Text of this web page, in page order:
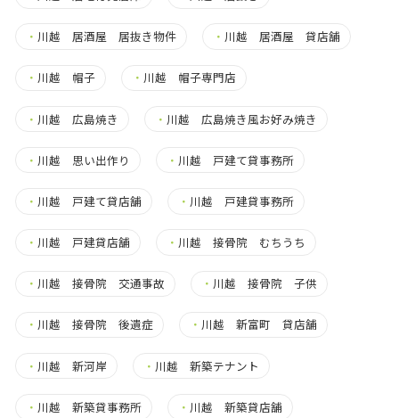
・ 川越 居酒屋 居抜き物件 ・ 川越 居酒屋 貸店舗
・ 川越 帽子 ・ 川越 帽子専門店
・ 川越 広島焼き ・ 川越 広島焼き風お好み焼き
・ 川越 思い出作り ・ 川越 戸建て貸事務所
・ 川越 戸建て貸店舗 ・ 川越 戸建貸事務所
・ 川越 戸建貸店舗 ・ 川越 接骨院 むちうち
・ 川越 接骨院 交通事故 ・ 川越 接骨院 子供
・ 川越 接骨院 後遺症 ・ 川越 新富町 貸店舗
・ 川越 新河岸 ・ 川越 新築テナント
・ 川越 新築貸事務所 ・ 川越 新築貸店舗